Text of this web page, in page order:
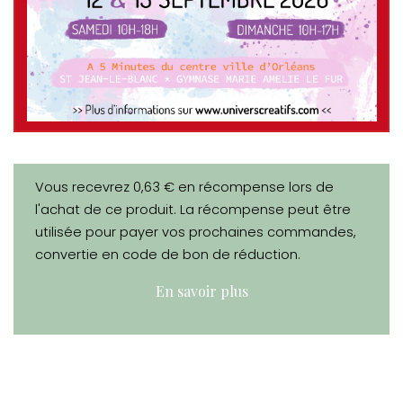
Vous recevrez 0,63 € en récompense lors de
l'achat de ce produit. La récompense peut être
utilisée pour payer vos prochaines commandes,
convertie en code de bon de réduction.
En savoir plus